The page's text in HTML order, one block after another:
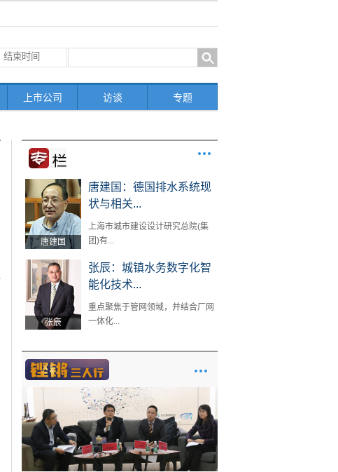
上市公司 访谈 专题
唐建国
唐建国：德国排水系统现
状与相关...
上海市城市建设设计研究总院(集
团)有...
张辰
张辰：城镇水务数字化智
能化技术...
重点聚焦于管网领域，并结合厂网
一体化...